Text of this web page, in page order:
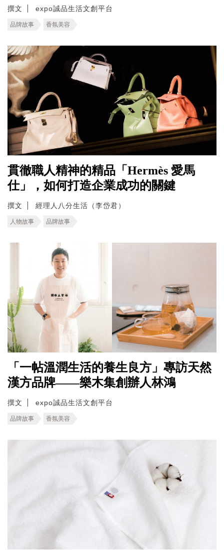
撰文 expo誠品生活文創平台
品牌故事 香氛美容
貫徹職人精神的精品「Hermès 愛馬
仕」，如何打造企業成功的關鍵
撰文 經理人八分生活（李岱君）
人物故事 品牌故事
「一帖溫潤生活的養生良方」專訪天然
漢方品牌——樂木集創辦人林鴻
撰文 expo誠品生活文創平台
品牌故事 香氛美容